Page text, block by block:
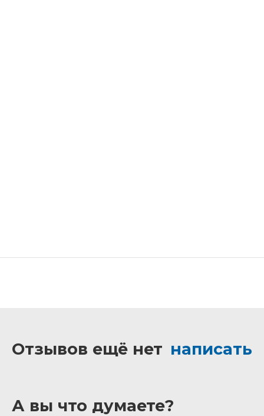
Отзывов ещё нет написать
А вы что думаете?